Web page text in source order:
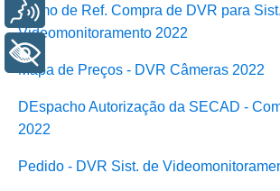
Termo de Ref. Compra de DVR para Sist.
Videomonitoramento 2022
Mapa de Preços - DVR Câmeras 2022
DEspacho Autorização da SECAD -
2022
Pedido - DVR Sist. de
Voz